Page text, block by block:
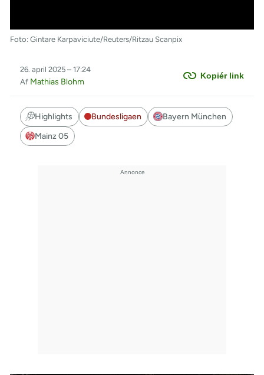
Foto: Gintare Karpaviciute/Reuters/Ritzau Scanpix
Kopiér link
26. april 2025 – 17:24
Af Mathias Blohm
Highlights Bundesligaen
Bayern München
Mainz 05